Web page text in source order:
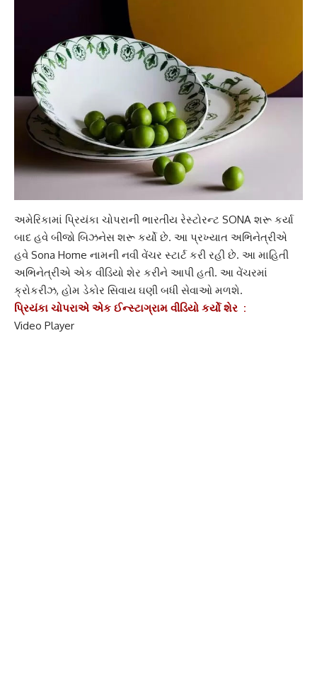
અમેરિકામાં પ્રિયંકા ચોપરાની ભારતીય રેસ્ટોરન્ટ SONA શરૂ કર્યા
બાદ હવે બીજો બિઝનેસ શરૂ કર્યો છે. આ પ્રખ્યાત અભિનેત્રીએ
હવે Sona Home નામની નવી વેંચર સ્ટાર્ટ કરી રહી છે. આ માહિતી
અભિનેત્રીએ એક વીડિયો શેર કરીને આપી હતી. આ વેંચરમાં
ક્રોકરીઝ, હોમ ડેકોર સિવાય ઘણી બધી સેવાઓ મળશે.
પ્રિયંકા ચોપરાએ એક ઈન્સ્ટાગ્રામ વીડિયો કર્યો શેર :
Video Player